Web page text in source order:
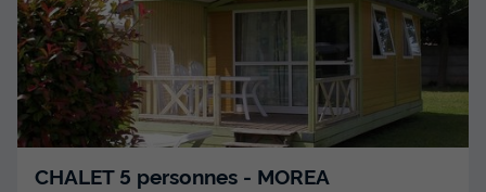
CHALET 5 personnes - MOREA